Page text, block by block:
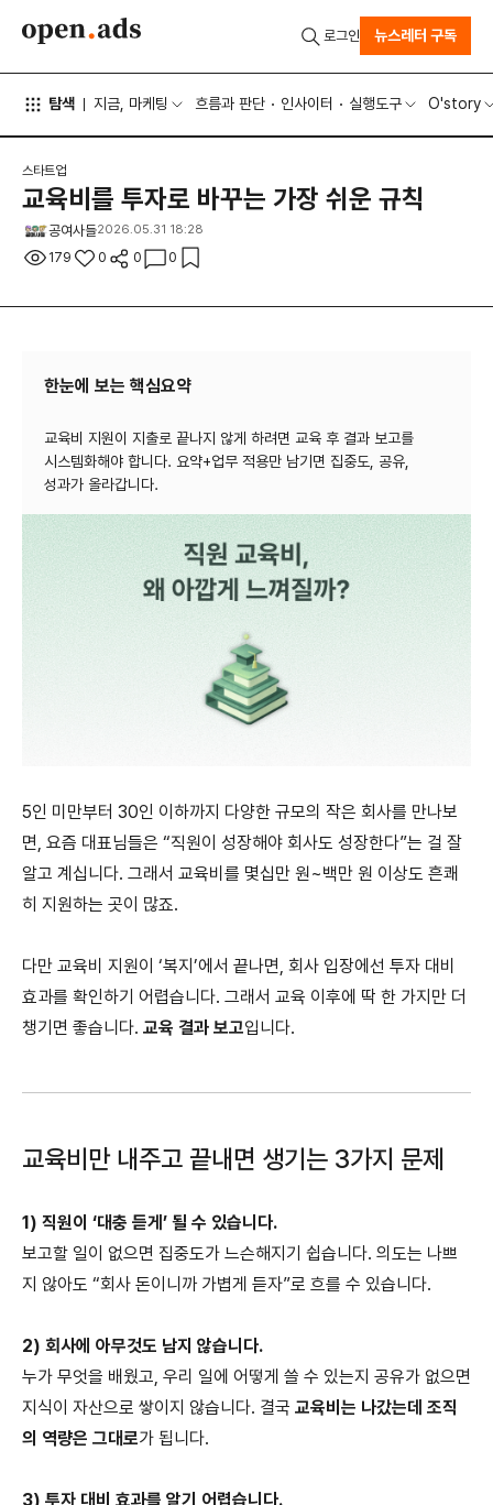
탐색 지금, 마케팅 흐름과 판단 인사이터 실행도구 O'story
로그인 뉴스레터 구독
스타트업
교육비를 투자로 바꾸는 가장 쉬운 규칙
공여사들2026.05.31 18:28
179 0 0 0
한눈에 보는 핵심요약
교육비 지원이 지출로 끝나지 않게 하려면 교육 후 결과 보고를
시스템화해야 합니다. 요약+업무 적용만 남기면 집중도, 공유,
5인 미만부터 30인 이하까지 다양한 규모의 작은 회사를 만나보
면, 요즘 대표님들은 “직원이 성장해야 회사도 성장한다”는 걸 잘
알고 계십니다. 그래서 교육비를 몇십만 원~백만 원 이상도 흔쾌
히 지원하는 곳이 많죠.
다만 교육비 지원이 ‘복지’에서 끝나면, 회사 입장에선 투자 대비
효과를 확인하기 어렵습니다. 그래서 교육 이후에 딱 한 가지만 더
챙기면 좋습니다. 교육 결과 보고입니다.
교육비만 내주고 끝내면 생기는 3가지 문제
1) 직원이 ‘대충 듣게’ 될 수 있습니다.
보고할 일이 없으면 집중도가 느슨해지기 쉽습니다. 의도는 나쁘
지 않아도 “회사 돈이니까 가볍게 듣자”로 흐를 수 있습니다.
2) 회사에 아무것도 남지 않습니다.
누가 무엇을 배웠고, 우리 일에 어떻게 쓸 수 있는지 공유가 없으면
지식이 자산으로 쌓이지 않습니다. 결국 교육비는 나갔는데 조직
의 역량은 그대로가 됩니다.
3) 투자 대비 효과를 알기 어렵습니다.